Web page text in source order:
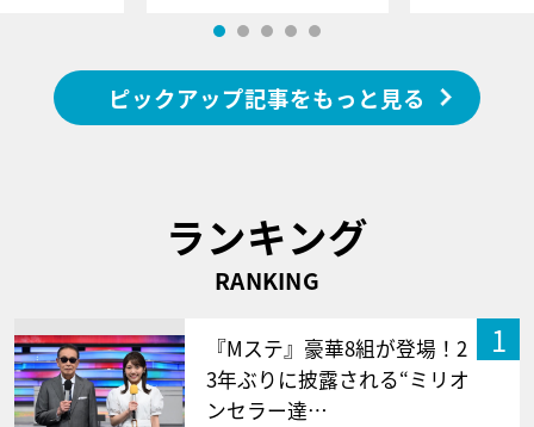
ピックアップ記事をもっと見る
ランキング
RANKING
1
『Mステ』豪華8組が登場！2
3年ぶりに披露される“ミリオ
ンセラー達…